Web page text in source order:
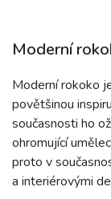
Moderní
Moderní rokoko
povětšinou
současnosti ho
ohromující
proto v
a interiérovými